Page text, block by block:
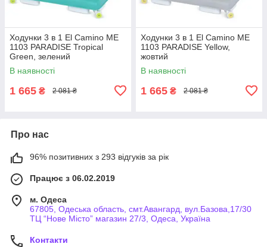
Ходунки 3 в 1 El Camino ME
1103 PARADISE Tropical
Green, зелений
В наявності
1 665 ₴ 2 081 ₴
Ходунки 3 в 1 El Camino ME
1103 PARADISE Yellow,
жовтий
В наявності
1 665 ₴ 2 081 ₴
Про нас
96% позитивних з 293 відгуків за рік
Працює з 06.02.2019
м. Одеса
67805, Одеська область, смт.Авангард, вул.Базова,17/30
ТЦ “Нове Місто” магазин 27/3, Одеса, Україна
Контакти